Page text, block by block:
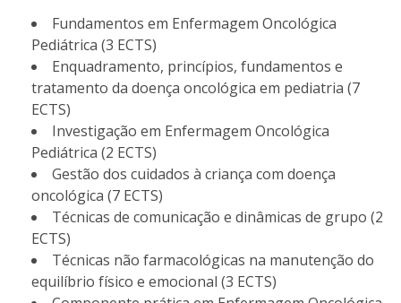
Fundamentos em Enfermagem Oncológica
Pediátrica (3 ECTS)
Enquadramento, princípios, fundamentos e
tratamento da doença oncológica em pediatria (7
ECTS)
Investigação em Enfermagem Oncológica
Pediátrica (2 ECTS)
Gestão dos cuidados à criança com doença
oncológica (7 ECTS)
Técnicas de comunicação e dinâmicas de grupo (2
ECTS)
Técnicas não farmacológicas na manutenção do
equilíbrio físico e emocional (3 ECTS)